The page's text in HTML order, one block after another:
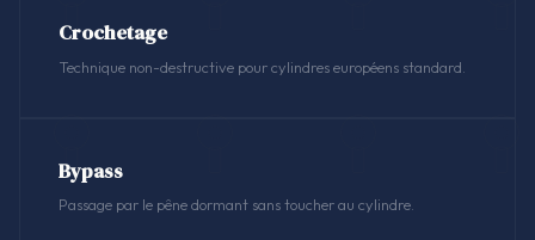
Crochetage
Technique non-destructive pour cylindres européens standard.
Bypass
Passage par le pêne dormant sans toucher au cylindre.